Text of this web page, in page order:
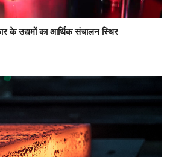
के उद्यमों का आर्थिक संचालन स्थिर